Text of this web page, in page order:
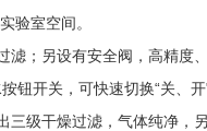
验室空间。
滤；另设有安全阀，高精度
钮开关，可快速切换“关、开
三级干燥过滤，气体纯净，